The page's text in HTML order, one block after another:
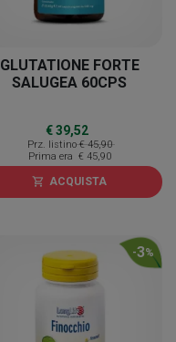
GLUTATIONE FORTE
SALUGEA 60CPS
€ 39,52
Prz. listino € 45,90
Prima era € 45,90
shopping_cart ACQUISTA
-3%